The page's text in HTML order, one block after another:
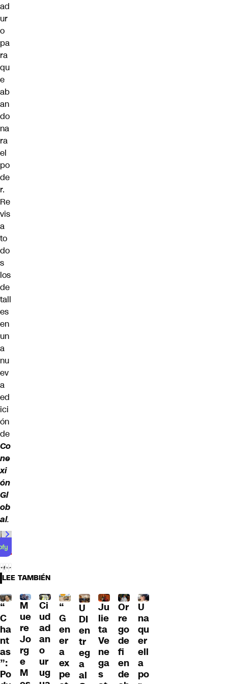
ad
ur
o
pa
ra
qu
e
ab
an
do
na
ra
el
po
de
r.
Re
vis
a
to
do
s
los
de
tall
es
en
un
a
nu
ev
a
ed
ici
ón
de
Co
ne
xi
ón
Gl
ob
al.
LEE TAMBIÉN
“
C
ha
nt
as
”:
Po
M
ue
re
Jo
rg
e
M
Ci
ud
ad
an
o
ur
ug
“
G
en
er
a
ex
pe
U
DI
en
tr
eg
a
al
Ju
lie
ta
Ve
ne
ga
s
Or
re
go
de
fi
en
de
U
na
qu
er
ell
a
po